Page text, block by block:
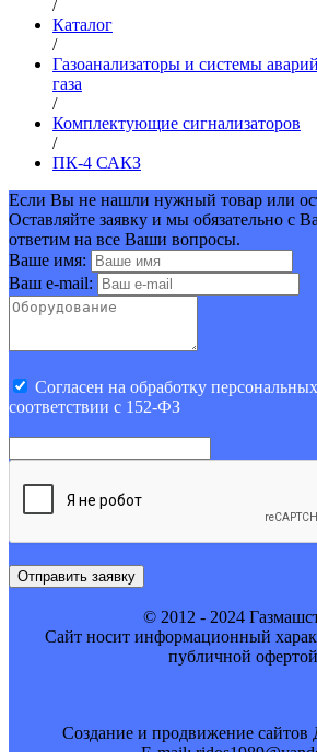
/
Каталог
/
Газоанализаторы и системы
газа
/
Комплектующие сигнализаторов
/
ПК-4 САКЗ
Если Вы не нашли нужный товар или
Оставляйте заявку и мы обязательно с
ответим на все Ваши вопросы.
Ваше имя:
Ваш e-mail:
Cогласен на обработку
соответствии с 152-ФЗ
Отправить заявку
© 2012 - 2024
Cайт носит информационный
публичной
Создание и продвижение сайтов